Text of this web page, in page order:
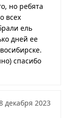
но ребята
всех
ель
дней ее
спасибо
декабря 2023